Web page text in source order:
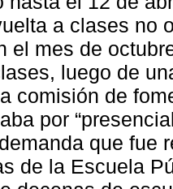
a clases no
el mes de
luego de
comisión de
por
que fue
de la Escuela